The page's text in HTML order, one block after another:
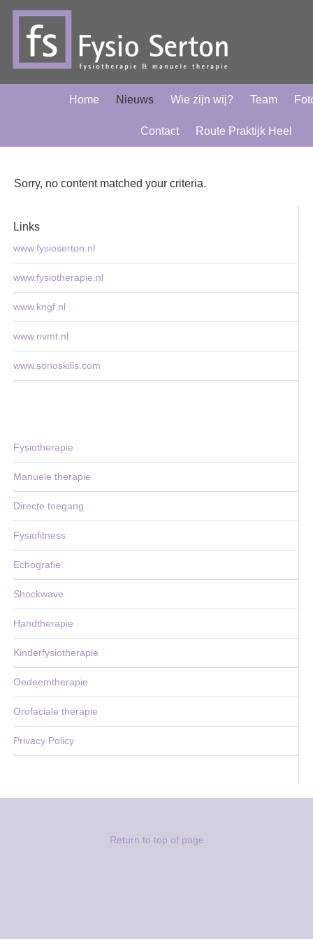
Home Nieuws Wie zijn wij? Team
Contact Route Praktijk Heel
Sorry, no content matched your criteria.
Links
www.fysioserton.nl
www.fysiotherapie.nl
www.kngf.nl
www.nvmt.nl
www.sonoskills.com
Fysiotherapie
Manuele therapie
Directe toegang
Fysiofitness
Echografie
Shockwave
Handtherapie
Kinderfysiotherapie
Oedeemtherapie
Orofaciale therapie
Privacy Policy
Return to top of page